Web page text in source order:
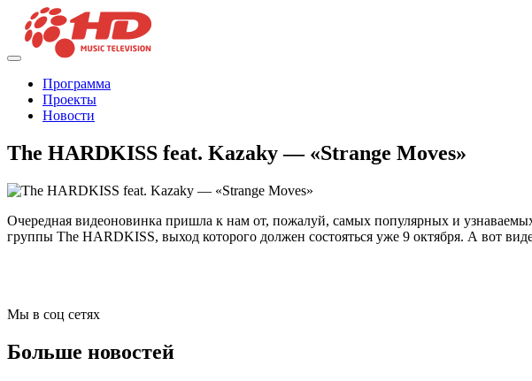
Программа
Проекты
Новости
The HARDKISS feat. Kazaky — «Strange Moves»
Очередная видеоновинка пришла к нам от, пожалуй, самых популярных и
группы The HARDKISS, выход которого должен состояться уже 9 октября. А вот
Мы в соц сетях
Больше новостей